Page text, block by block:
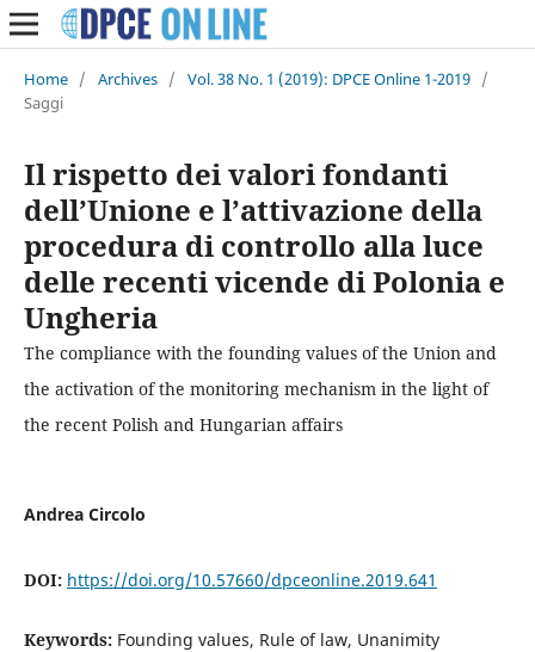
Home / Archives / Vol. 38 No. 1 (2019): DPCE Online 1-2019 /
Saggi
Il rispetto dei valori fondanti
dell’Unione e l’attivazione della
procedura di controllo alla luce
delle recenti vicende di Polonia e
Ungheria
The compliance with the founding values of the Union and
the activation of the monitoring mechanism in the light of
the recent Polish and Hungarian affairs
Andrea Circolo
DOI: https://doi.org/10.57660/dpceonline.2019.641
Keywords: Founding values, Rule of law, Unanimity